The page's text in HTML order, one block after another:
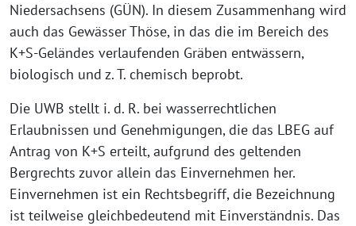
Niedersachsens (GÜN). In diesem Zusammenhang wird
auch das Gewässer Thöse, in das die im Bereich des
K+S-Geländes verlaufenden Gräben entwässern,
biologisch und z. T. chemisch beprobt.
Die UWB stellt i. d. R. bei wasserrechtlichen
Erlaubnissen und Genehmigungen, die das LBEG auf
Antrag von K+S erteilt, aufgrund des geltenden
Bergrechts zuvor allein das Einvernehmen her.
Einvernehmen ist ein Rechtsbegriff, die Bezeichnung
ist teilweise gleichbedeutend mit Einverständnis. Das